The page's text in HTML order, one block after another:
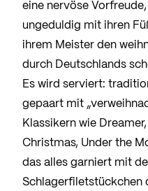
eine nervöse
ungeduldig mit ihren
ihrem Meister den
durch Deutschlands
Es wird serviert:
gepaart mit
Klassikern wie
Christmas, Under the
das alles garniert mit
Schlagerfiletstückchen